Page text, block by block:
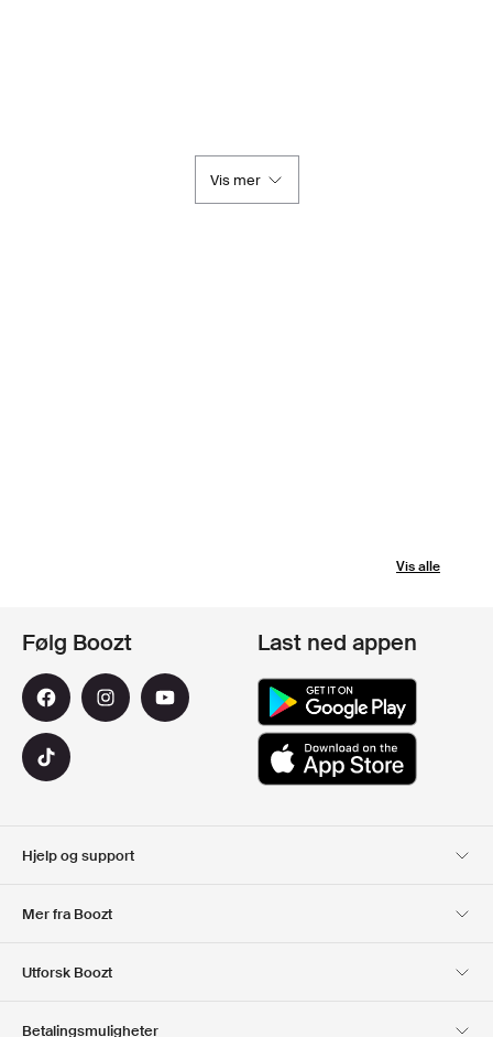
Vis mer
Vis alle
Hjelp og support
Mer fra Boozt
Club Boozt
Utforsk Boozt
Følg Boozt Last ned appen
Betalingsmuligheter